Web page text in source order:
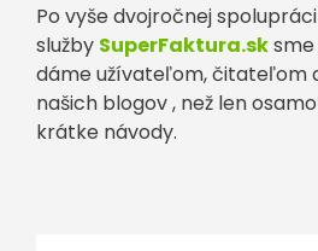
Po vyše dvojročnej
služby SuperFaktura.sksme
dáme užívateľom, čitateľom
našich blogov , než len
krátke návody.